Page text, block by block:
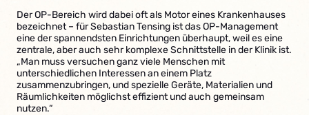
Der OP-Bereich wird dabei oft als Motor eines Krankenhauses
bezeichnet – für Sebastian Tensing ist das OP-Management
eine der spannendsten Einrichtungen überhaupt, weil es eine
zentrale, aber auch sehr komplexe Schnittstelle in der Klinik ist.
„Man muss versuchen ganz viele Menschen mit
unterschiedlichen Interessen an einem Platz
zusammenzubringen, und spezielle Geräte, Materialien und
Räumlichkeiten möglichst effizient und auch gemeinsam
nutzen.“